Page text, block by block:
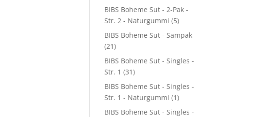
BIBS Boheme Sut - 2-Pak -
Str. 2 - Naturgummi (5)
BIBS Boheme Sut - Sampak
(21)
BIBS Boheme Sut - Singles -
Str. 1 (31)
BIBS Boheme Sut - Singles -
Str. 1 - Naturgummi (1)
BIBS Boheme Sut - Singles -